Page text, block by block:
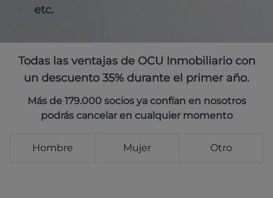
etc.
Todas las ventajas de OCU Inmobiliario con
un descuento 35% durante el primer año.
Más de 179.000 socios ya confían en nosotros
podrás cancelar en cualquier momento
Hombre Mujer Otro